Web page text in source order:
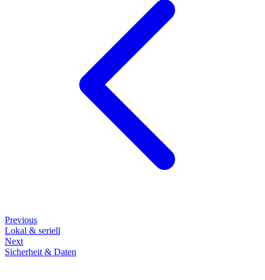
Previous
Lokal & seriell
Next
Sicherheit & Daten